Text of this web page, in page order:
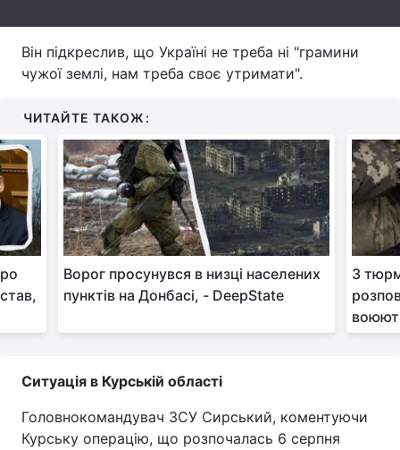
Він підкреслив, що Україні не треба ні "грамини
чужої землі, нам треба своє утримати".
ЧИТАЙТЕ ТАКОЖ:
Ворог просунувся в низці населених
пунктів на Донбасі, - DeepState
З
Ситуація в Курській області
Головнокомандувач ЗСУ Сирський, коментуючи
Курську операцію, що розпочалась 6 серпня